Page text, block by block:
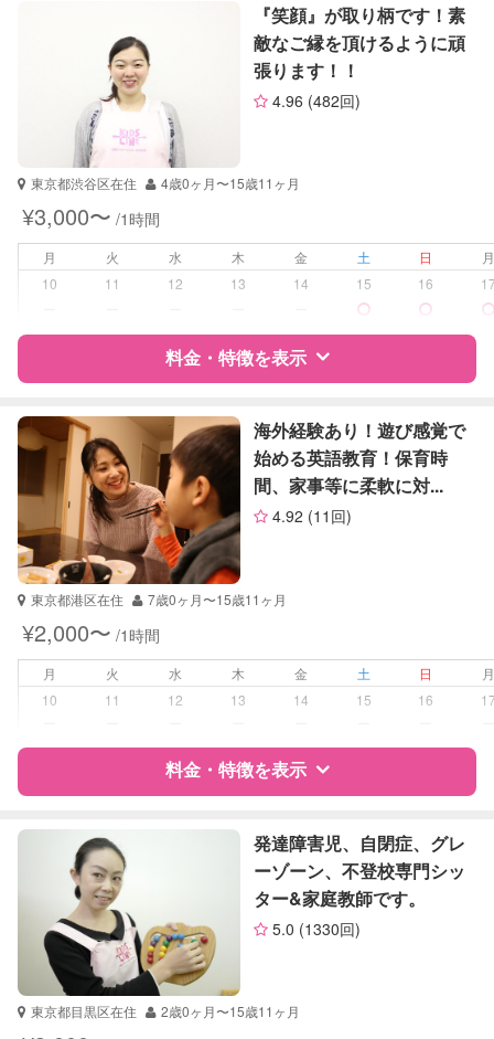
サポートの特徴
受験対策 小学校受験
学校/塾の補習・宿題
対応科目 なし
『笑顔』が取り柄です！素
敵なご縁を頂けるように頑
張ります！！
4.96 (482回)
東京都渋谷区在住 4歳0ヶ月〜15歳11ヶ月
¥3,000〜 /1時間
月 火 水 木 金 土 日
10
11 12 13 14 15 16
料金・特徴を表示
特徴 料金 レビュー
サポートの特徴
資格 なし
受験対策
小学校受験
学校/塾の補習・宿題
小学生
中学生
国語
算数
英検
海外経験あり！遊び感覚で
始める英語教育！保育時
間、家事等に柔軟に対...
4.92 (11回)
東京都港区在住 7歳0ヶ月〜15歳11ヶ月
¥2,000〜 /1時間
月 火 水 木 金 土 日
10
11 12 13 14 15 16
料金・特徴を表示
特徴 料金 レビュー
サポートの特徴
資格 なし
受験対策
小学校受験
発達障害児、自閉症、グレ
ーゾーン、不登校専門シッ
ター&家庭教師です。
5.0 (1330回)
東京都目黒区在住 2歳0ヶ月〜15歳11ヶ月